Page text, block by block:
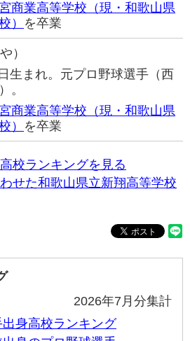
商業高等学校（現・和歌山県
） を卒業
）
生まれ。元プロ野球選手（西
。
商業高等学校（現・和歌山県
） を卒業
校ランキングを見る
せた和歌山県立新翔高等学校
2026年7月分集計
身高校ランキング